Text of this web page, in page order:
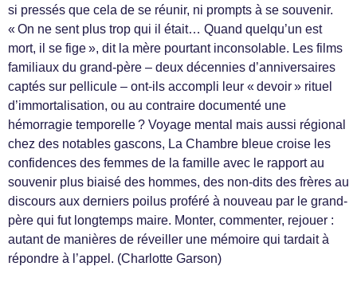
si pressés que cela de se réunir, ni prompts à se souvenir.
« On ne sent plus trop qui il était… Quand quelqu’un est
mort, il se fige », dit la mère pourtant inconsolable. Les films
familiaux du grand-père – deux décennies d’anniversaires
captés sur pellicule – ont-ils accompli leur « devoir » rituel
d’immortalisation, ou au contraire documenté une
hémorragie temporelle ? Voyage mental mais aussi régional
chez des notables gascons, La Chambre bleue croise les
confidences des femmes de la famille avec le rapport au
souvenir plus biaisé des hommes, des non-dits des frères au
discours aux derniers poilus proféré à nouveau par le grand-
père qui fut longtemps maire. Monter, commenter, rejouer :
autant de manières de réveiller une mémoire qui tardait à
répondre à l’appel. (Charlotte Garson)